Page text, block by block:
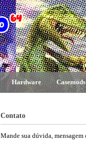
Hardware Casemods
Contato
Mande sua dúvida, mensagem